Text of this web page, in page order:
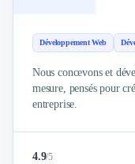
Communication
Veille commerciale
Photographie
Études Marketing
Présentations PowerPoint
Développement Web
Nous concevons et
mesure, pensés pour
entreprise.
4.9/5